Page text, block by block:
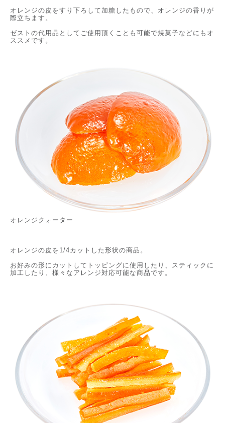
オレンジの皮をすり下ろして加糖したもので、オレンジの香りが
際立ちます。
ゼストの代用品としてご使用頂くことも可能で焼菓子などにもオ
ススメです。
オレンジクォーター
オレンジの皮を1/4カットした形状の商品。
お好みの形にカットしてトッピングに使用したり、スティックに
加工したり、様々なアレンジ対応可能な商品です。